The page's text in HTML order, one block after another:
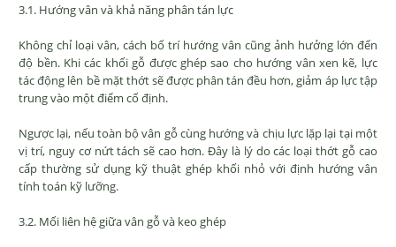
3.1. Hướng vân và khả năng phân tán lực
Không chỉ loại vân, cách bố trí hướng vân cũng ảnh hưởng lớn đến
độ bền. Khi các khối gỗ được ghép sao cho hướng vân xen kẽ, lực
tác động lên bề mặt thớt sẽ được phân tán đều hơn, giảm áp lực tập
trung vào một điểm cố định.
Ngược lại, nếu toàn bộ vân gỗ cùng hướng và chịu lực lặp lại tại một
vị trí, nguy cơ nứt tách sẽ cao hơn. Đây là lý do các loại thớt gỗ cao
cấp thường sử dụng kỹ thuật ghép khối nhỏ với định hướng vân
tính toán kỹ lưỡng.
3.2. Mối liên hệ giữa vân gỗ và keo ghép